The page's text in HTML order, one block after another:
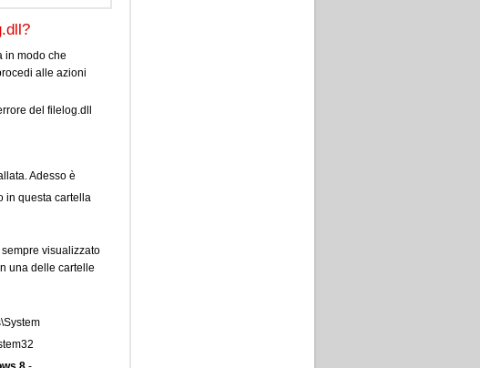
in modo che
alle azioni
del filelog.dll
Adesso è
in questa cartella
visualizzato
una delle cartelle